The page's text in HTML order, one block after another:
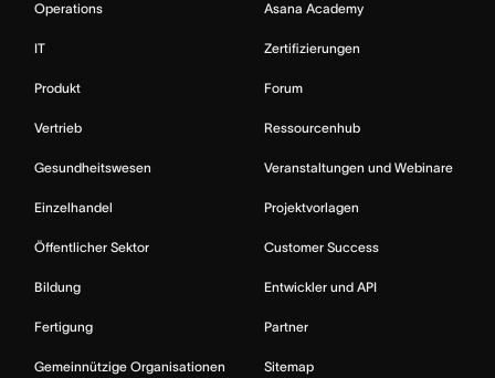
Operations
IT
Produkt
Vertrieb
Gesundheitswesen
Einzelhandel
Öffentlicher Sektor
Bildung
Fertigung
Gemeinnützige Organisationen
Asana Academy
Zertifizierungen
Forum
Ressourcenhub
Veranstaltungen und Webinare
Projektvorlagen
Customer Success
Entwickler und API
Partner
Sitemap